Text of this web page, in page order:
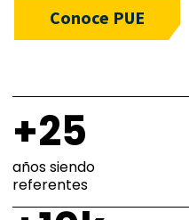
Conoce PUE
+25
años siendo
referentes